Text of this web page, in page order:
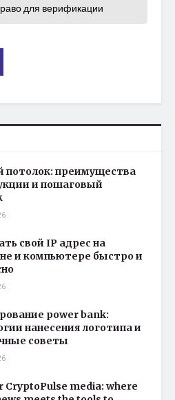
для верификации
потолок: преимущества
и пошаговый
свой IP адрес на
и компьютере быстро и
power bank:
нанесения логотипа и
советы
CryptoPulse media: where